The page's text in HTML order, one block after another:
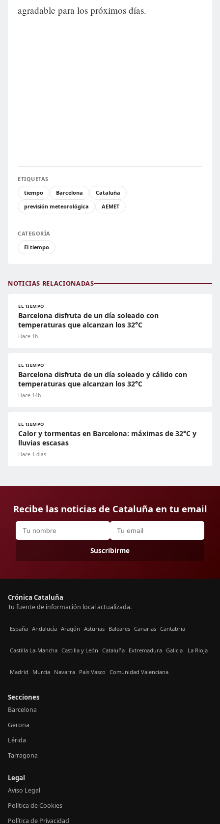
agradable para los próximos días.
ETIQUETAS
tiempo
Barcelona
Cataluña
previsión meteorológica
AEMET
CATEGORÍA
El tiempo
NOTICIAS RELACIONADAS
EL TIEMPO
Barcelona disfruta de un día soleado con
temperaturas que alcanzan los 32°C
Hace 1h
EL TIEMPO
Barcelona disfruta de un día soleado y cálido con
temperaturas que alcanzan los 32°C
Hace 14h
EL TIEMPO
Calor y tormentas en Barcelona: máximas de 32°C y
lluvias escasas
Hace 1 días
Recibe las noticias de Cataluña en tu email
Suscribirme
Crónica Cataluña
Tu fuente de información local actualizada.
España Andalucía Aragón Asturias Baleares Canarias Cantabria
Castilla La-Mancha Castilla y León Cataluña Extremadura Galicia La Rioja
Madrid Murcia Navarra País Vasco Comunidad Valenciana
Secciones
Barcelona
Gerona
Lérida
Tarragona
Legal
Aviso Legal
Política de Cookies
Política de Privacidad